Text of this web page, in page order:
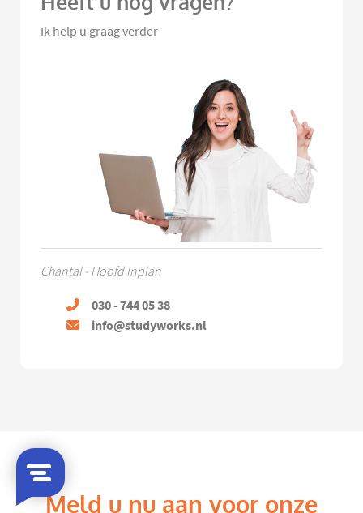
Ik help u graag verder
Chantal - Hoofd Inplan
030 - 744 05 38
info@studyworks.nl
Meld u nu aan voor onze